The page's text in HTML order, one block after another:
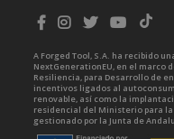
A Forged Tool, S.A. ha recibido
NextGenerationEU, en el marco
Resiliencia, para Desarrollo de
incentivos ligados al
renovable, así como la
residencial del Ministerio para la
gestionado por la Junta de